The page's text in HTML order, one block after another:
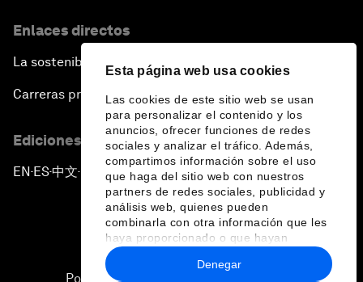
Esta página web usa cookies
Las cookies de este sitio web se usan
para personalizar el contenido y los
anuncios, ofrecer funciones de redes
sociales y analizar el tráfico. Además,
compartimos información sobre el uso
que haga del sitio web con nuestros
partners de redes sociales, publicidad y
análisis web, quienes pueden
combinarla con otra información que les
haya proporcionado o que hayan
recopilado a partir del uso que haya
hecho de sus servicios.
Denegar
Enlaces directos
La sostenibilidad en el Foro
Carreras profesionales
Ediciones en otros idiomas
EN ▪ ES▪中文▪ 日本語
Política de privacidad y normas de uso